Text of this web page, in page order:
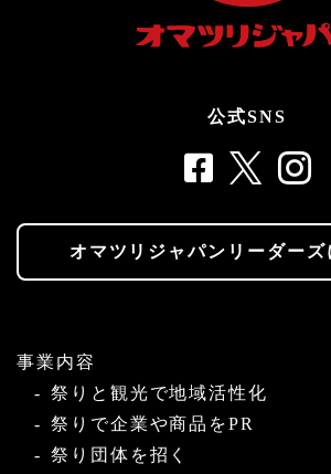
公式SNS
オマツリジャパンリーダーズ
事業内容
祭りと観光で地域活性化
祭りで企業や商品をPR
祭り団体を招く